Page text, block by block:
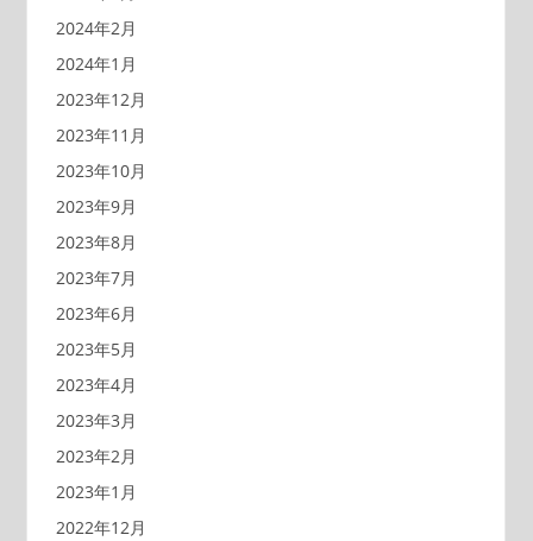
2024年2月
2024年1月
2023年12月
2023年11月
2023年10月
2023年9月
2023年8月
2023年7月
2023年6月
2023年5月
2023年4月
2023年3月
2023年2月
2023年1月
2022年12月